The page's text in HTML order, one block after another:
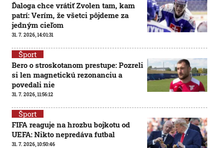
Ďaloga chce vrátiť Zvolen tam, kam
patrí: Verím, že všetci pôjdeme za
jedným cieľom
31. 7. 2026, 14:01:31
Šport
Bero o stroskotanom prestupe: Pozreli
si len magnetickú rezonanciu a
povedali nie
31. 7. 2026, 11:56:12
Šport
FIFA reaguje na hrozbu bojkotu od
UEFA: Nikto nepredáva futbal
31. 7. 2026, 10:50:46